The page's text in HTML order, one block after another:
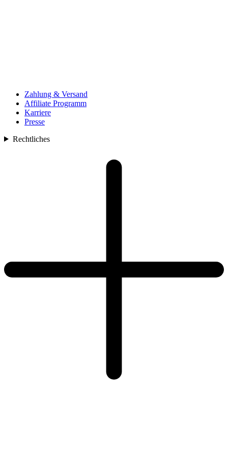
Zahlung & Versand
Affiliate Programm
Karriere
Presse
Rechtliches